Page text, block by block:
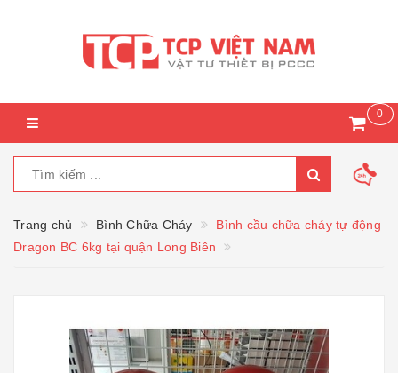
0
Trang chủ Bình Chữa Cháy
Bình cầu chữa cháy tự động
Dragon BC 6kg tại quận Long Biên